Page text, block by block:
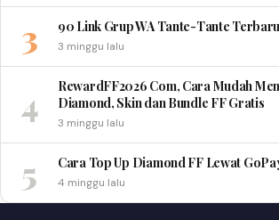
3 90 Link Grup WA Tante-Tante
3 minggu lalu
4
RewardFF2026 Com, Cara Mudah
Diamond, Skin dan Bundle FF Gratis
3 minggu lalu
5 Cara Top Up Diamond FF Lewat
4 minggu lalu